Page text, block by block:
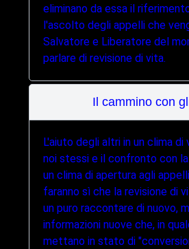
eliminano da essa il
l'ascolto degli appelli che
Salvatore e Liberatore del
parlare di revisione di vita.
Il cammino con
L'aiuto degli altri in un clima
noi stessi e il confronto con la
un clima di apertura agli
faranno sì che la revisione di
un puro raccontare di nuovo,
informazioni nuove che, in
mettano in stato di